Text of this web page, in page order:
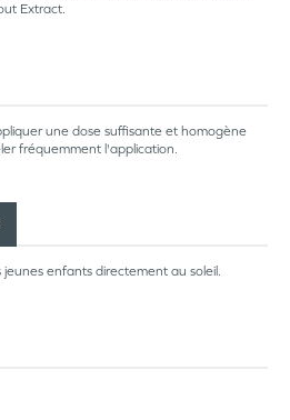
Extract.
une dose suffisante et homogène
fréquemment l'application.
enfants directement au soleil.